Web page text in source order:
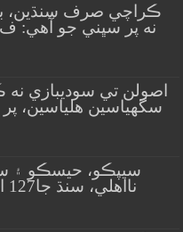
ڪراچي صرف سنڌين،
نه پر سڀني جو آهي:
سگهياسين هلياسين،
سيپڪو، حيسڪو ۽
نااهلي، سنڌ جا127 ارب رپيا ٻڏي ويا؟